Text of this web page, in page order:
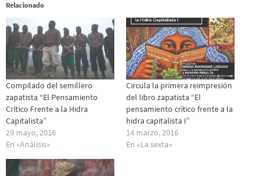
Relacionado
Compilado del semillero
zapatista “El Pensamiento
Crítico Frente a la Hidra
Capitalista”
29 mayo, 2016
En «Análisis»
Circula la primera reimpresión
del libro zapatista “El
pensamiento crítico frente a la
hidra capitalista I”
14 marzo, 2016
En «La sexta»